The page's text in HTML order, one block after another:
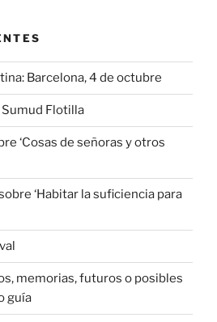
Barcelona, 4 de octubre
Sumud Flotilla
‘Cosas de señoras y otros
‘Habitar la suficiencia para
memorias, futuros o posibles
guía